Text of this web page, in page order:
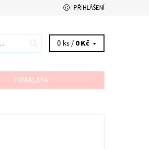
PŘIHLÁŠENÍ
0 ks /0 Kč
HIMALAYA